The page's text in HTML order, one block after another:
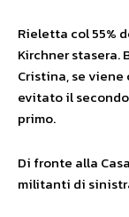
Rieletta col 55%
Kirchner
Cristina, se viene
evitato il
primo.
Di fronte alla
militanti di